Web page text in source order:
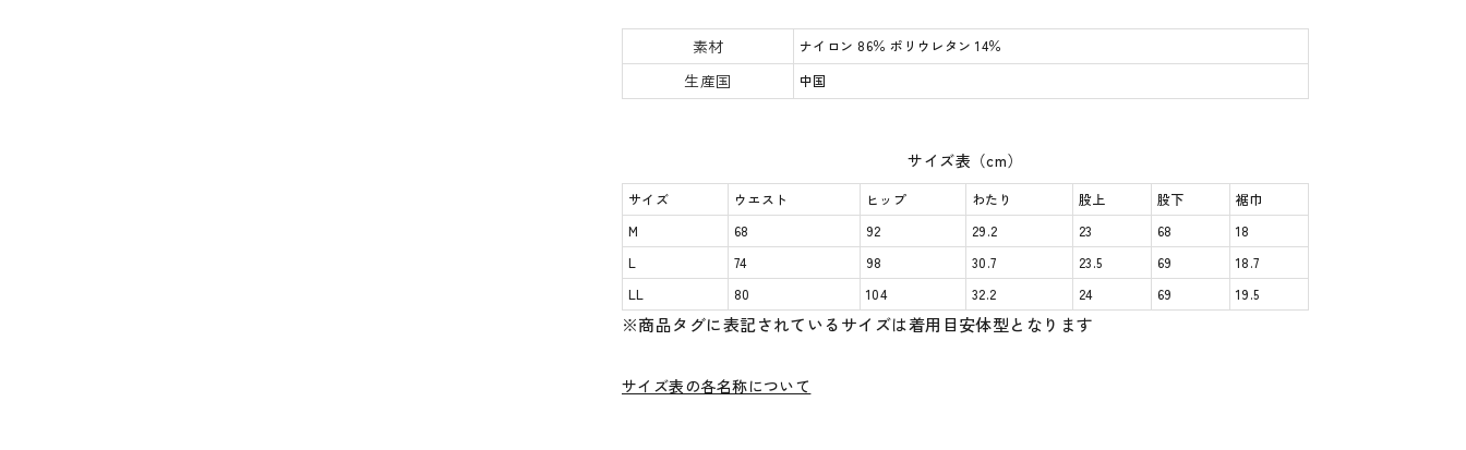
素材 ナイロン 86％ ポリウレタン 14％
生産国 中国
サイズ表（cm）
サイズ ウエスト ヒップ わたり 股上 股下
裾巾
M
68 92 29.2 23 68
18
L
74 98 30.7 23.5 69
18.7
LL
80 104 32.2 24 69 19.5
※商品タグに表記されているサイズは着用目安体型となります
サイズ表の各名称について